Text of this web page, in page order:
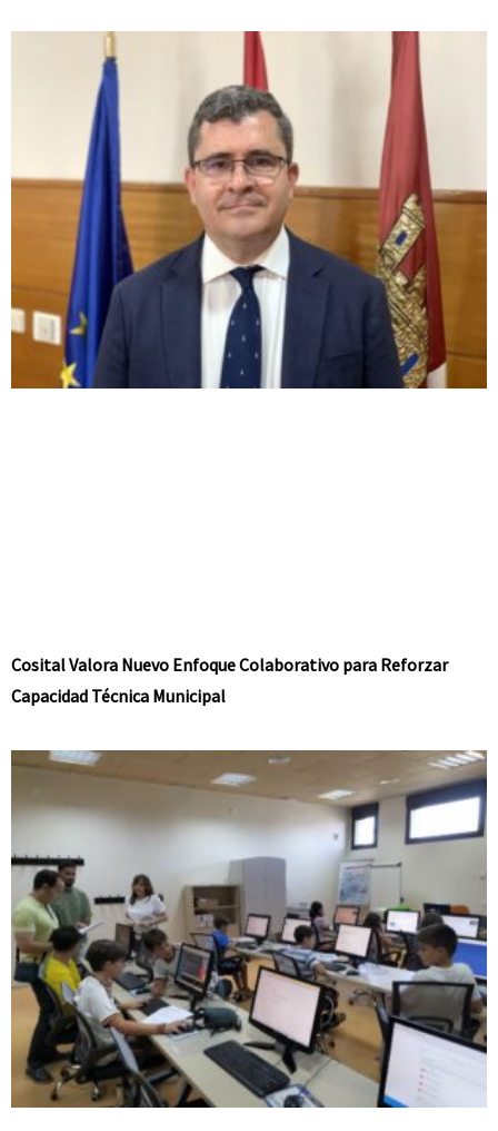
Cosital Valora Nuevo Enfoque Colaborativo para Reforzar
Capacidad Técnica Municipal